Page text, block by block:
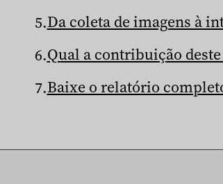
Da coleta de imagens à
Qual a contribuição
Baixe o relatório